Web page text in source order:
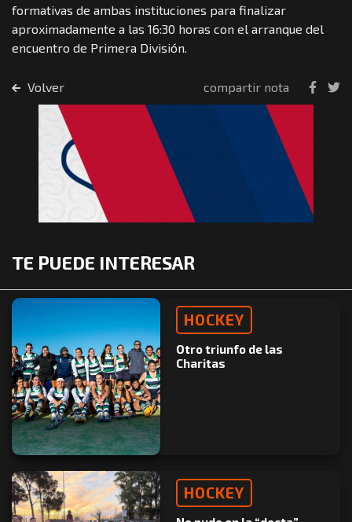
formativas de ambas instituciones para finalizar
aproximadamente a las 16:30 horas con el arranque del
encuentro de Primera División.
Volver compartir nota
TE PUEDE INTERESAR
HOCKEY
Otro triunfo de las
Charitas
HOCKEY